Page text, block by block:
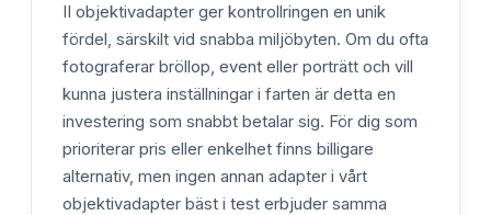
II objektivadapter ger kontrollringen en unik
fördel, särskilt vid snabba miljöbyten. Om du ofta
fotograferar bröllop, event eller porträtt och vill
kunna justera inställningar i farten är detta en
investering som snabbt betalar sig. För dig som
prioriterar pris eller enkelhet finns billigare
alternativ, men ingen annan adapter i vårt
objektivadapter bäst i test erbjuder samma